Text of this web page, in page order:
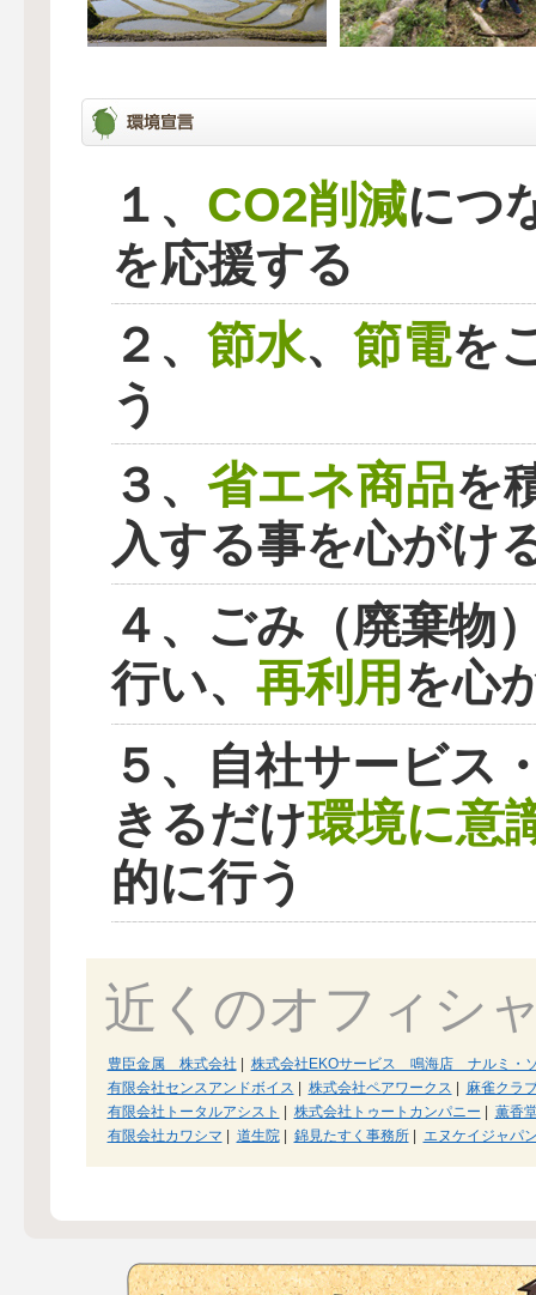
１、 CO2削減につ
を応援する
２、 節水、 節電を
う
３、 省エネ商品を
入する事を心がけ
４、ごみ（廃棄物
行い、 再利用を心
５、自社サービス
きるだけ環境に意
的に行う
近くのオフィシ
豊臣金属 株式会社
株式会社EKOサービス 鳴海店 ナルミ・
有限会社センスアンドボイス
株式会社ペアワークス
麻雀クラ
有限会社トータルアシスト
株式会社トゥートカンパニー
薫香
有限会社カワシマ
道生院| 錦見たすく事務所| エヌケイジャパ